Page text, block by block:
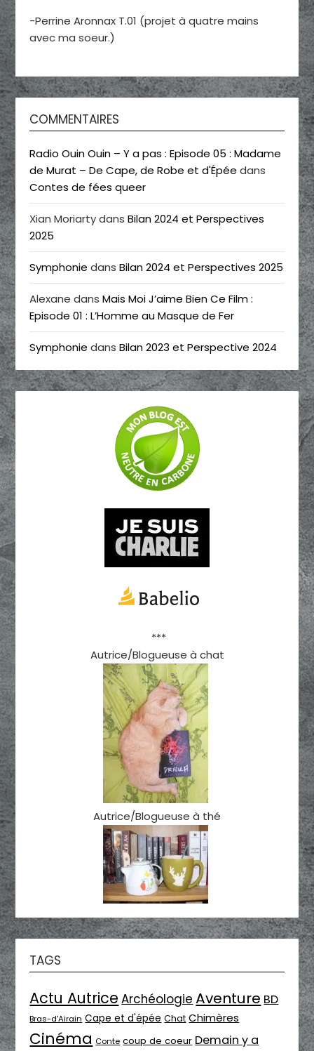
-Perrine Aronnax T.01 (projet à quatre mains
avec ma soeur.)
COMMENTAIRES
Radio Ouin Ouin – Y a pas : Episode 05 : Madame
de Murat – De Cape, de Robe et d'Épée dans
Contes de fées queer
Xian MoriartydansBilan 2024 et Perspectives
2025
Symphonie dansBilan 2024 et Perspectives 2025
Alexane dansMais Moi J’aime Bien Ce Film :
Episode 01 : L’Homme au Masque de Fer
Symphonie dansBilan 2023 et Perspective 2024
***
Autrice/Blogueuse à chat
Autrice/Blogueuse à thé
TAGS
Actu Autrice Archéologie Aventure BD
Bras-d'Airain Cape et d'épée Chat Chimères
Cinéma Conte coup de coeur Demain y a